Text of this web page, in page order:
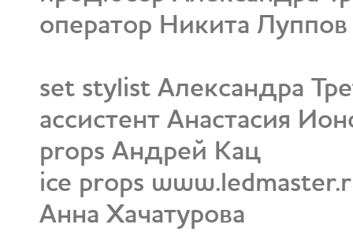
оператор Никита Луппов
set stylist Александра
ассистент Анастасия
props Андрей Кац
ice props
Анна Хачатурова